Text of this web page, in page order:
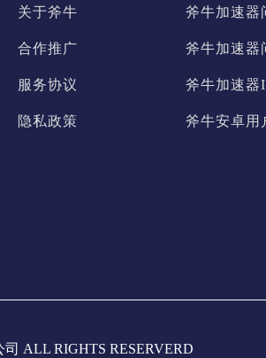
关于斧牛
合作推广
服务协议
隐私政策
斧牛加速器
斧牛加速器
斧牛加速器
斧牛安卓用
ALL RIGHTS RESERVERD